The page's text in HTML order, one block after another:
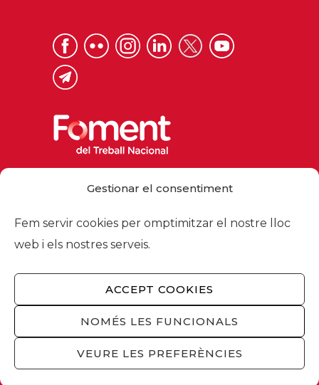
Gestionar el consentiment
Fem servir cookies per omptimitzar el nostre lloc
web i els nostres serveis.
ACCEPT COOKIES
NOMÉS LES FUNCIONALS
VEURE LES PREFERÈNCIES
foment@foment.com
© 2026 - Foment del Treball Nacional
Nosaltres
privacitat/ Política cookies/Privacitat
xarxes socials